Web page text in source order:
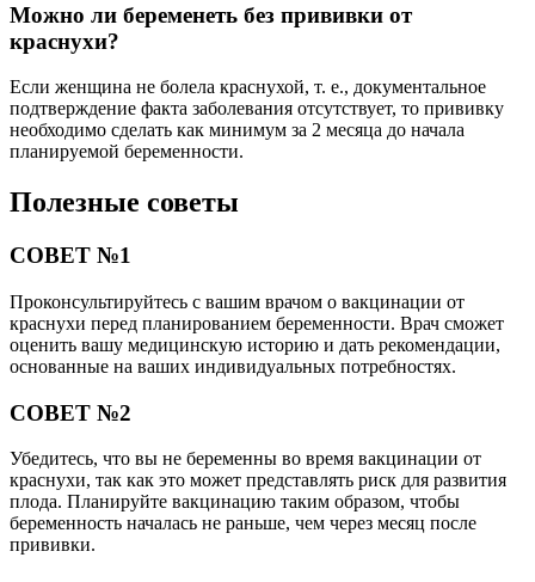
Можно ли беременеть без прививки от
краснухи?
Если женщина не болела краснухой, т. е., документальное
подтверждение факта заболевания отсутствует, то прививку
необходимо сделать как минимум за 2 месяца до начала
планируемой беременности.
Полезные советы
СОВЕТ №1
Проконсультируйтесь с вашим врачом о вакцинации от
краснухи перед планированием беременности. Врач сможет
оценить вашу медицинскую историю и дать рекомендации,
основанные на ваших индивидуальных потребностях.
СОВЕТ №2
Убедитесь, что вы не беременны во время вакцинации от
краснухи, так как это может представлять риск для развития
плода. Планируйте вакцинацию таким образом, чтобы
беременность началась не раньше, чем через месяц после
прививки.